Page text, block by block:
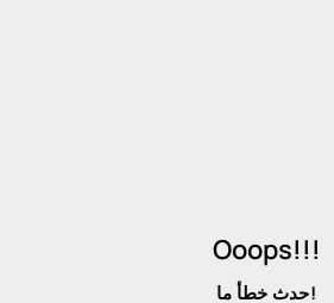
Ooops!!!
حدث خطأ ما!